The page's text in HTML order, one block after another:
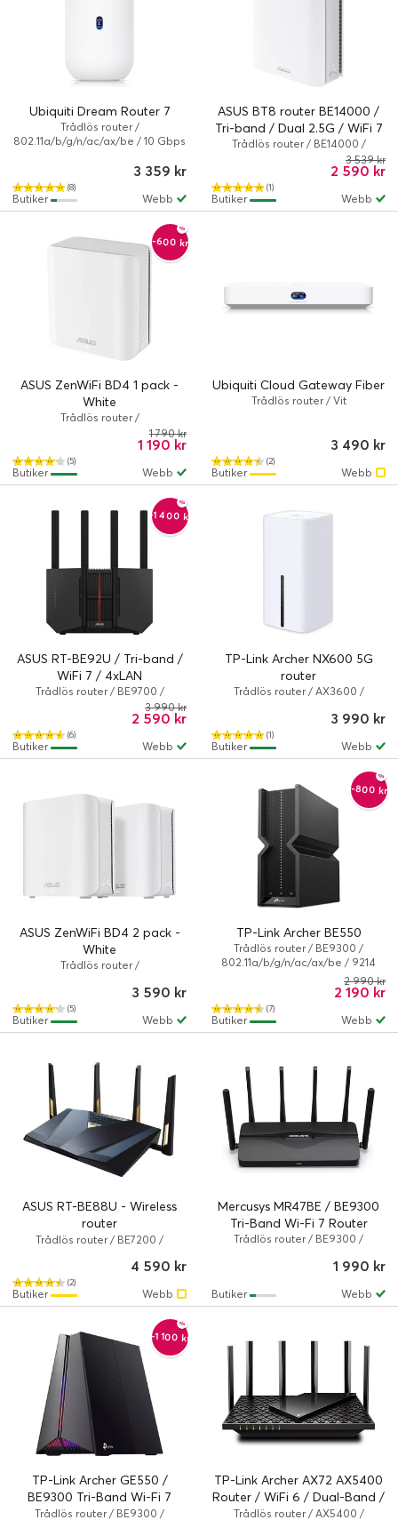
Ubiquiti Dream Router 7
Trådlös router /
802.11a/b/g/n/ac/ax/be / 10 Gbps
(8)
3 359 kr
Webb
Butiker
ASUS BT8 router BE14000 /
Tri-band / Dual 2.5G / WiFi 7
Trådlös router / BE14000 /
802.11a/b/g/n/ac/ax/be / Vit
(1)
2 590 kr
3 539 kr
Webb
Butiker
-600 kr
ASUS ZenWiFi BD4 1 pack -
White
Trådlös router /
802.11a/b/g/n/ac/ax/be / Vit
(5)
1 190 kr
1 790 kr
Webb
Butiker
Ubiquiti Cloud Gateway Fiber
Trådlös router / Vit
(2)
3 490 kr
Webb
Butiker
-1 400 kr
ASUS RT-BE92U / Tri-band /
WiFi 7 / 4xLAN
Trådlös router / BE9700 /
802.11a/b/g/n/ac/ax/be / Svart,
(6)
2 590 kr
3 990 kr
Webb
Butiker
TP-Link Archer NX600 5G
router
Trådlös router / AX3600 /
(1)
3 990 kr
Webb
Butiker
ASUS ZenWiFi BD4 2 pack -
White
Trådlös router /
(5)
3 590 kr
Webb
Butiker
-800 kr
TP-Link Archer BE550
Trådlös router / BE9300 /
802.11a/b/g/n/ac/ax/be / 9214
(7)
2 190 kr
2 990 kr
Webb
Butiker
ASUS RT-BE88U - Wireless
router
802.11a/b/g/n/ac/ax/be Wi-Fi
Trådlös router / BE7200 /
(2)
4 590 kr
Webb
Butiker
Mercusys MR47BE / BE9300
Tri-Band Wi-Fi 7 Router
Trådlös router / BE9300 /
1 990 kr
Webb
Butiker
-1 100 kr
TP-Link Archer GE550 /
BE9300 Tri-Band Wi-Fi 7
Gaming Router
Trådlös router / BE9300 /
TP-Link Archer AX72 AX5400
Router / WiFi 6 / Dual-Band /
OFDMA / MU-MIMO
Trådlös router / AX5400 /